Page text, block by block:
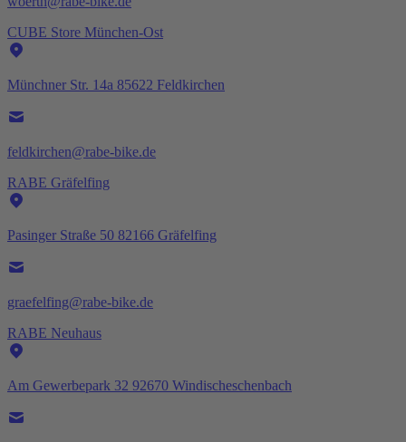
CUBE Store München-Ost
Münchner Str. 14a 85622 Feldkirchen
feldkirchen@rabe-bike.de
RABE Gräfelfing
Pasinger Straße 50 82166 Gräfelfing
graefelfing@rabe-bike.de
RABE Neuhaus
Am Gewerbepark 32 92670 Windischeschenbach